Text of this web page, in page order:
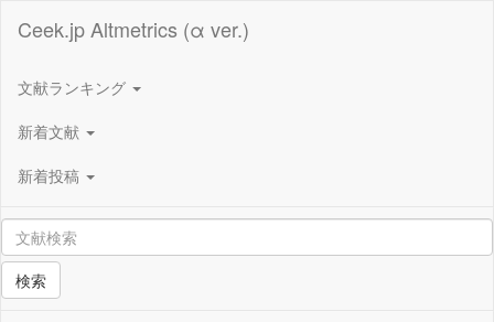
Ceek.jp Altmetrics (α ver.)
文献ランキング
新着文献
新着投稿
検索